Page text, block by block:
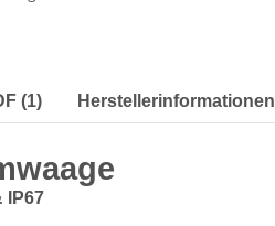
(1) Herstellerinformationen
IP67